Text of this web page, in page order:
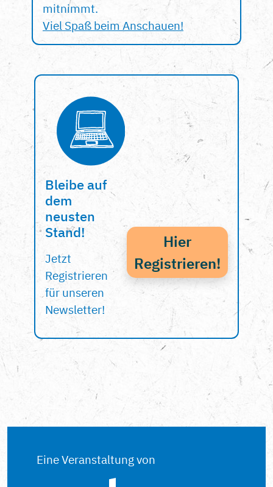
mitnimmt.
Viel Spaß beim Anschauen!
Bleibe auf
dem
neusten
Stand!
Jetzt
Registrieren
für unseren
Newsletter!
Hier
Registrieren!
Eine Veranstaltung von